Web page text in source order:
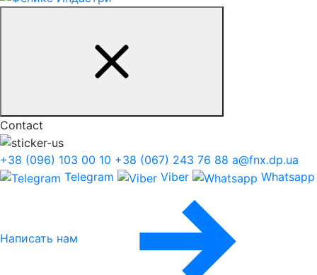
Contact
+38 (096) 103 00 10 +38 (067) 243 76 88 a@fnx.dp.ua
Telegram
Viber Whatsapp
Написать нам